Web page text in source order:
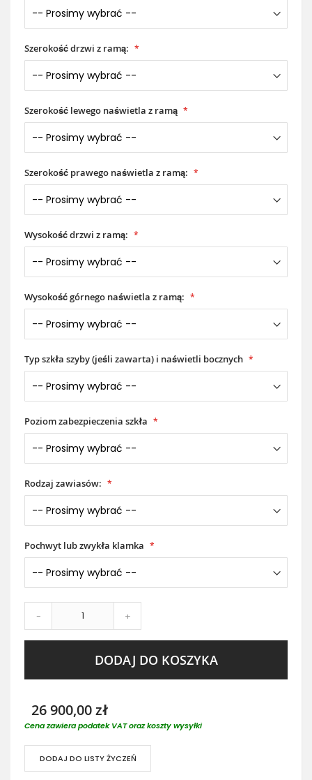
Szerokość drzwi z ramą:
Szerokość lewego naświetla z ramą
Szerokość prawego naświetla z ramą:
Wysokość drzwi z ramą:
Wysokość górnego naświetla z ramą:
Typ szkła szyby (jeśli zawarta) i naświetli bocznych
Poziom zabezpieczenia szkła
Rodzaj zawiasów:
Pochwyt lub zwykła klamka
- +
DODAJ DO KOSZYKA
26 900,00 zł
Cena zawiera podatek VAT oraz koszty wysyłki
DODAJ DO LISTY ŻYCZEŃ